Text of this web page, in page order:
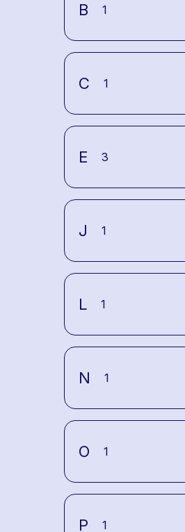
B 1
C 1
E 3
J 1
L 1
N 1
O 1
P 1